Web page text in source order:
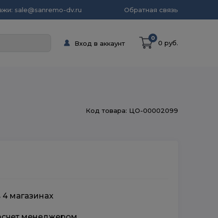
sale@sanremo-dv.ru Обратная связь
Вход в аккаунт
0
0 руб.
Код товара: ЦО-00002099
магазинах